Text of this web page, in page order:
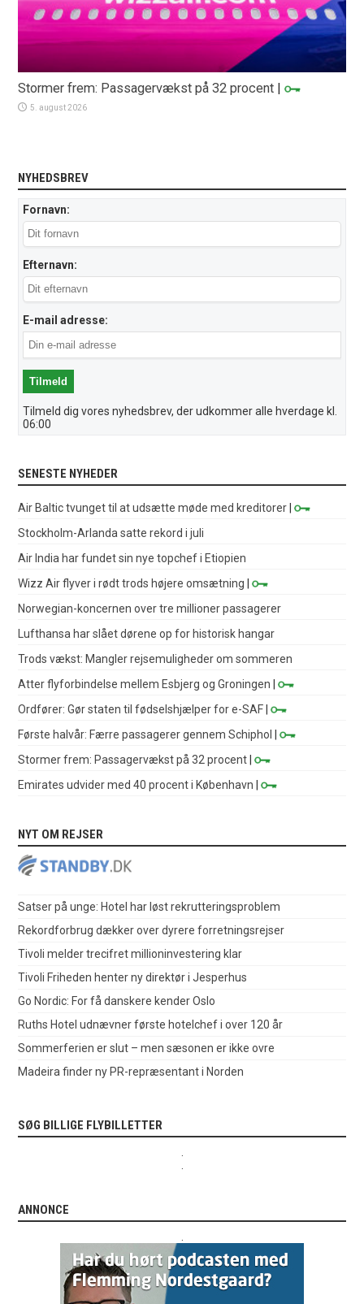
Stormer frem: Passagervækst på 32 procent |
5. august 2026
NYHEDSBREV
Fornavn:
Efternavn:
E-mail adresse:
Tilmeld dig vores nyhedsbrev, der udkommer alle hverdage kl.
06:00
SENESTE NYHEDER
Air Baltic tvunget til at udsætte møde med kreditorer |
Stockholm-Arlanda satte rekord i juli
Air India har fundet sin nye topchef i Etiopien
Wizz Air flyver i rødt trods højere omsætning |
Norwegian-koncernen over tre millioner passagerer
Lufthansa har slået dørene op for historisk hangar
Trods vækst: Mangler rejsemuligheder om sommeren
Atter flyforbindelse mellem Esbjerg og Groningen |
Ordfører: Gør staten til fødselshjælper for e-SAF |
Første halvår: Færre passagerer gennem Schiphol
|
Stormer frem: Passagervækst på 32 procent |
Emirates udvider med 40 procent i København |
NYT OM REJSER
Satser på unge: Hotel har løst rekrutteringsproblem
Rekordforbrug dækker over dyrere forretningsrejser
Tivoli melder trecifret millioninvestering klar
Tivoli Friheden henter ny direktør i Jesperhus
Go Nordic: For få danskere kender Oslo
Ruths Hotel udnævner første hotelchef i over 120 år
Sommerferien er slut – men sæsonen er ikke ovre
Madeira finder ny PR-repræsentant i Norden
SØG BILLIGE FLYBILLETTER
ANNONCE